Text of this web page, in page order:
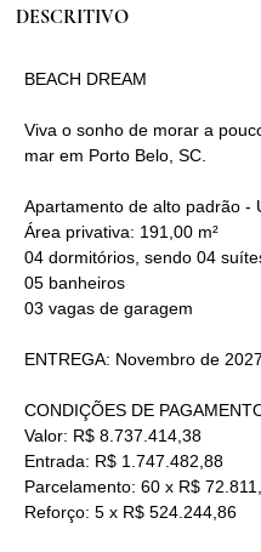
DESCRITIVO
BEACH DREAM
Viva o sonho de morar a
mar em Porto Belo, SC.
Apartamento de alto padrão -
Área privativa: 191,00 m²
04 dormitórios, sendo 04
05 banheiros
03 vagas de garagem
ENTREGA: Novembro de 2027
CONDIÇÕES DE
Valor: R$ 8.737.414,38
Entrada: R$ 1.747.482,88
Parcelamento: 60 x R$
Reforço: 5 x R$ 524.244,86